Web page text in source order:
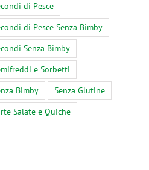
Febbraio 9th, 2024
Commenti
di Pesce
di Pesce Senza Bimby
Senza Bimby
e Sorbetti
Bimby
Senza Glutine
Salate e Quiche